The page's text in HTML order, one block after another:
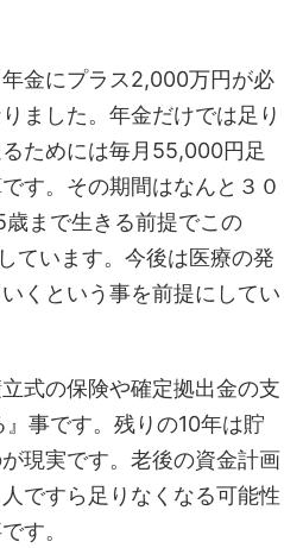
金にプラス2,000万円が必
ました。年金だけでは足り
ためには毎月55,000円足
す。その期間はなんと３０
まで生きる前提でこの
ています。今後は医療の発
くという事を前提にしてい
式の保険や確定拠出金の支
事です。残りの10年は貯
現実です。老後の資金計画
ですら足りなくなる可能性
す。